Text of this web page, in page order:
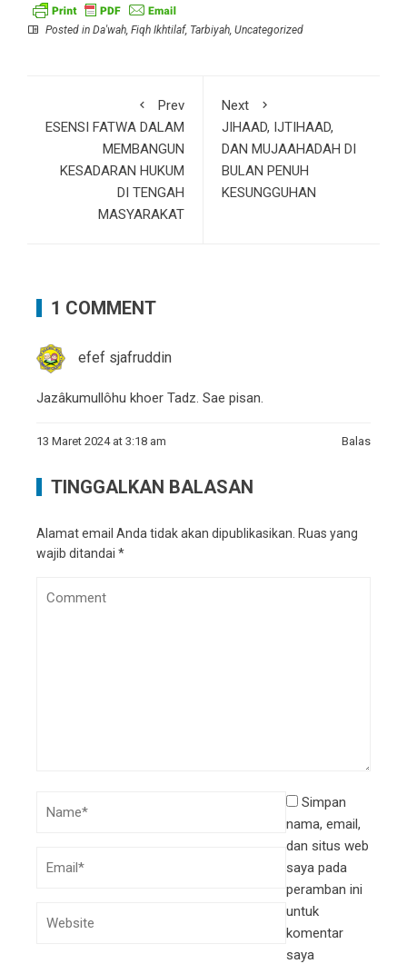
Posted in Da'wah Fiqh Ikhtilaf, Tarbiyah Uncategorized
Prev
ESENSI FATWA DALAM
MEMBANGUN
KESADARAN HUKUM
DI TENGAH
MASYARAKAT
Next
JIHAAD, IJTIHAAD,
DAN MUJAAHADAH DI
BULAN PENUH
KESUNGGUHAN
1 COMMENT
efef sjafruddin
Jazâkumullôhu khoer Tadz. Sae pisan.
13 Maret 2024 at 3:18 am Balas
TINGGALKAN BALASAN
Alamat email Anda tidak akan dipublikasikan. Ruas yang
wajib ditandai *
Simpan
nama, email,
dan situs web
saya pada
peramban ini
untuk
komentar
saya